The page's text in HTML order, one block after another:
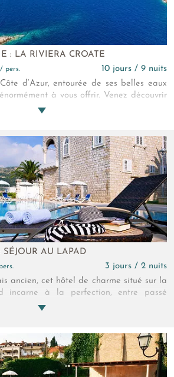
: LA RIVIERA CROATE
/ pers.
10 jours / 9 nuits
d’Azur, entourée de ses belles eaux
à vous offrir. Venez découvrir
côtes bordant l'Adriatique, à l’occasion
patrimoine historique riche avec
venez naviguer sur les flots
SÉJOUR AU LAPAD
3 jours / 2 nuits
ancien, cet hôtel de charme situé sur la
incarne à la perfection, entre passé
épurée, la demeure idéale pour
fait le bon choix !